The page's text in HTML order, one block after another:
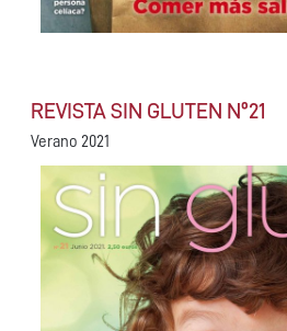
REVISTA SIN GLUTEN Nº21
Verano 2021